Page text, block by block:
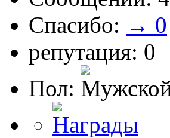
Спасибо: → 0
репутация: 0
Пол: